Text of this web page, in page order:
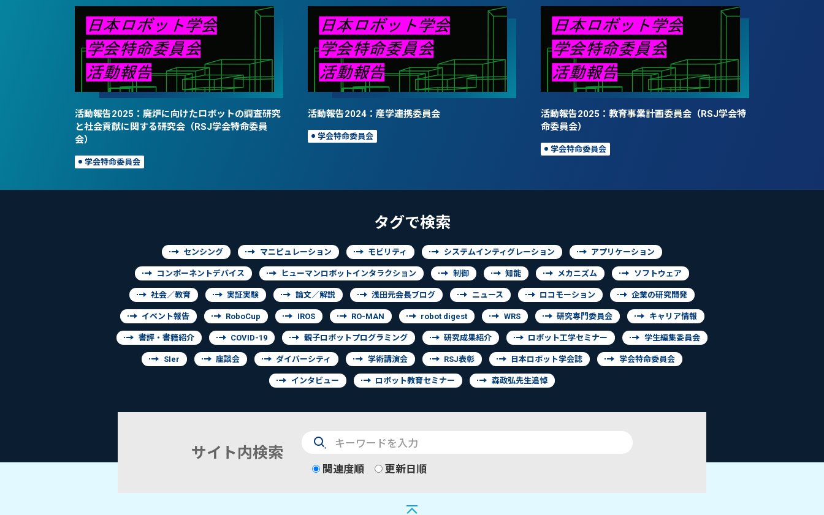
活動報告2025：廃炉に向けたロボットの調査研究
と社会貢献に関する研究会（RSJ学会特命委員
会）
学会特命委員会
活動報告2024：産学連携委員会
学会特命委員会
活動報告2025：教育事業計画委員会（RSJ学会特
命委員会）
学会特命委員会
タグで検索
センシング マニピュレーション モビリティ システムインティグレーション アプリケーション
コンポーネントデバイス ヒューマンロボットインタラクション 制御 知能 メカニズム ソフトウェア
社会／教育 実証実験 論文／解説 浅田元会長ブログ ニュース ロコモーション 企業の研究開発
イベント報告 RoboCup IROS RO-MAN robot digest WRS 研究専門委員会 キャリア情報
書評・書籍紹介 COVID-19 親子ロボットプログラミング 研究成果紹介 ロボット工学セミナー 学生編集委員会
SIer 座談会 ダイバーシティ 学術講演会 RSJ表彰 日本ロボット学会誌 学会特命委員会
インタビュー ロボット教育セミナー 森政弘先生追悼
サイト内検索
検
索関連度順 更新日順